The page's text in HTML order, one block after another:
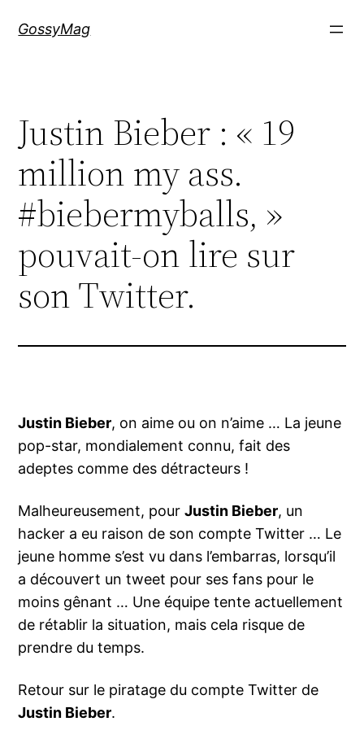
GossyMag
Justin Bieber : « 19
million my ass.
#biebermyballs, »
pouvait-on lire sur
son Twitter.
Justin Bieber, on aime ou on n’aime … La jeune
pop-star, mondialement connu, fait des
adeptes comme des détracteurs !
Malheureusement, pourJustin Bieber, un
hacker a eu raison de son compte Twitter … Le
jeune homme s’est vu dans l’embarras, lorsqu’il
a découvert un tweet pour ses fans pour le
moins gênant … Une équipe tente actuellement
de rétablir la situation, mais cela risque de
prendre du temps.
Retour sur le piratage du compte Twitter de
Justin Bieber.